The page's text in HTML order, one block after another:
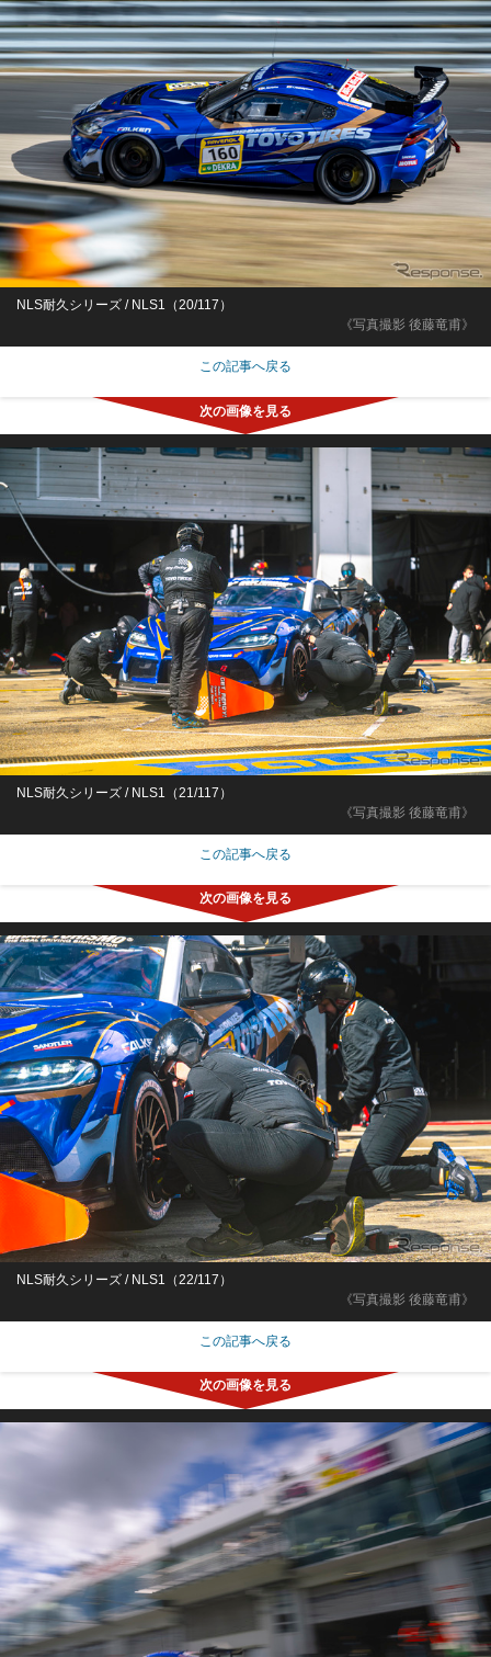
《写真撮影 後藤竜甫》
NLS耐久シリーズ / NLS1（20/117）
この記事へ戻る
《写真撮影 後藤竜甫》
NLS耐久シリーズ / NLS1（21/117）
この記事へ戻る
《写真撮影 後藤竜甫》
NLS耐久シリーズ / NLS1（22/117）
この記事へ戻る